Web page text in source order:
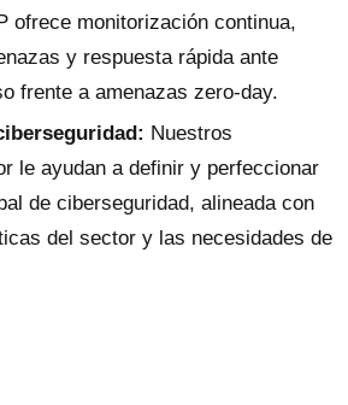
ofrece monitorización continua,
y respuesta rápida ante
frente a amenazas zero-day.
Nuestros
le ayudan a definir y perfeccionar
de ciberseguridad, alineada con
del sector y las necesidades de